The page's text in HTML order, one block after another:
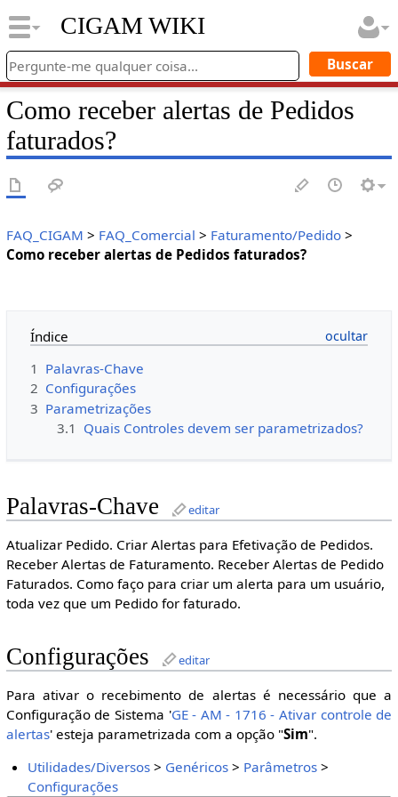
CIGAM WIKI
Como receber alertas de Pedidos
faturados?
FAQ_CIGAM > FAQ_Comercial > Faturamento/Pedido>
Como receber alertas de Pedidos faturados?
Índice
1 Palavras-Chave
2 Configurações
3 Parametrizações
3.1 Quais Controles devem ser parametrizados?
Palavras-Chave editar
Atualizar Pedido. Criar Alertas para Efetivação de Pedidos.
Receber Alertas de Faturamento. Receber Alertas de Pedido
Faturados. Como faço para criar um alerta para um usuário,
toda vez que um Pedido for faturado.
Configurações editar
Para ativar o recebimento de alertas é necessário que a
Configuração de Sistema 'GE - AM - 1716 - Ativar controle de
alertas' esteja parametrizada com a opção "Sim".
Utilidades/Diversos > Genéricos > Parâmetros >
Configurações